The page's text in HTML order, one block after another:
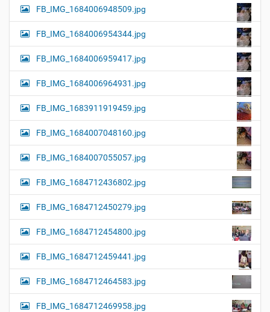
FB_IMG_1684006948509.jpg
FB_IMG_1684006954344.jpg
FB_IMG_1684006959417.jpg
FB_IMG_1684006964931.jpg
FB_IMG_1683911919459.jpg
FB_IMG_1684007048160.jpg
FB_IMG_1684007055057.jpg
FB_IMG_1684712436802.jpg
FB_IMG_1684712450279.jpg
FB_IMG_1684712454800.jpg
FB_IMG_1684712459441.jpg
FB_IMG_1684712464583.jpg
FB_IMG_1684712469958.jpg